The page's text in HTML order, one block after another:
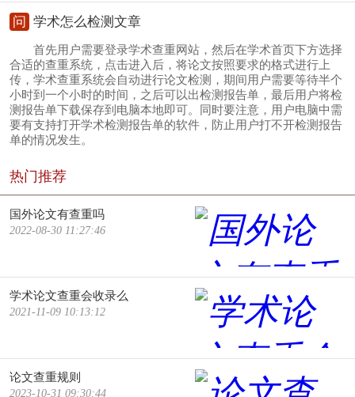
问 学术怎么检测文章
首先用户需要登录学术查重网站，然后在学术首页下方选择
合适的查重系统，点击进入后，将论文按照要求的格式进行上
传，学术查重系统会自动进行论文检测，期间用户需要等待半个
小时到一个小时的时间，之后可以出检测报告单，最后用户将检
测报告单下载保存到电脑本地即可。同时要注意，用户电脑中需
要有支持打开学术检测报告单的软件，防止用户打不开检测报告
单的情况发生。
热门推荐
国外论文有查重吗
2022-08-30 11:27:46
学术论文查重会收录么
2021-11-09 10:13:12
论文查重规则
2023-10-31 09:30:44